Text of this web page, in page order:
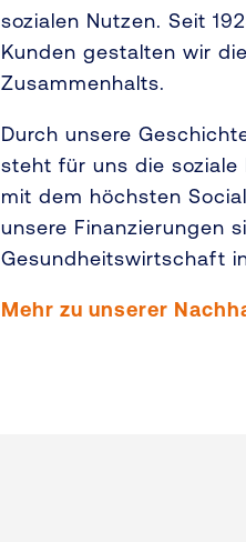
sozialen Nutzen. Seit
Kunden gestalten wir
Zusammenhalts.
Durch unsere
steht für uns die soziale
mit dem höchsten
unsere Finanzierungen
Gesundheitswirtschaft
Mehr zu unserer